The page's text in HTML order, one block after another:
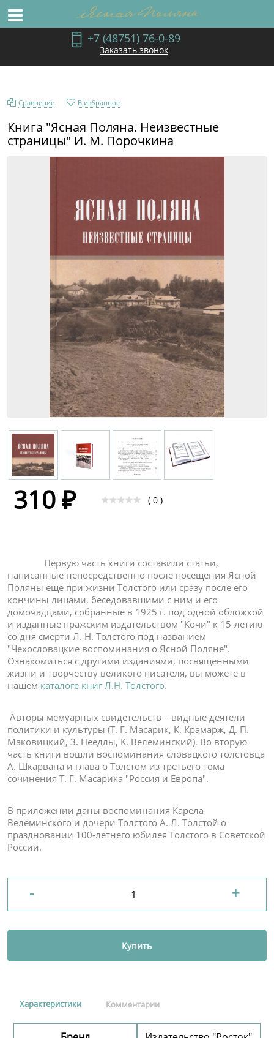
+7 (48751) 76-0-89
Заказать звонок
Сравнение В избранное
Книга "Ясная Поляна. Неизвестные
страницы" И. М. Порочкина
310 ₽ ( 0 )
Первую часть книги составили статьи,
написанные непосредственно после посещения Ясной
Поляны еще при жизни Толстого или сразу после его
кончины лицами, беседовавшими с ним и его
домочадцами, собранные в 1925 г. под одной обложкой
и изданные пражским издательством "Кочи" к 15-летию
со дня смерти Л. Н. Толстого под названием
"Чехословацкие воспоминания о Ясной Поляне".
Ознакомиться с другими изданиями, посвященными
жизни и творчеству великого писателя, вы можете в
нашем каталоге книг Л.Н. Толстого.
Авторы мемуарных свидетельств – видные деятели
политики и культуры (Т. Г. Масарик, К. Крамарж, Д. П.
Маковицкий, З. Неедлы, К. Велеминский). Во вторую
часть книги вошли воспоминания словацкого толстовца
А. Шкарвана и глава о Толстом из третьего тома
сочинения Т. Г. Масарика "Россия и Европа".
В приложении даны воспоминания Карела
Велеминского и дочери Толстого А. Л. Толстой о
праздновании 100-летнего юбилея Толстого в Советской
России.
- +
Купить
Характеристики Комментарии